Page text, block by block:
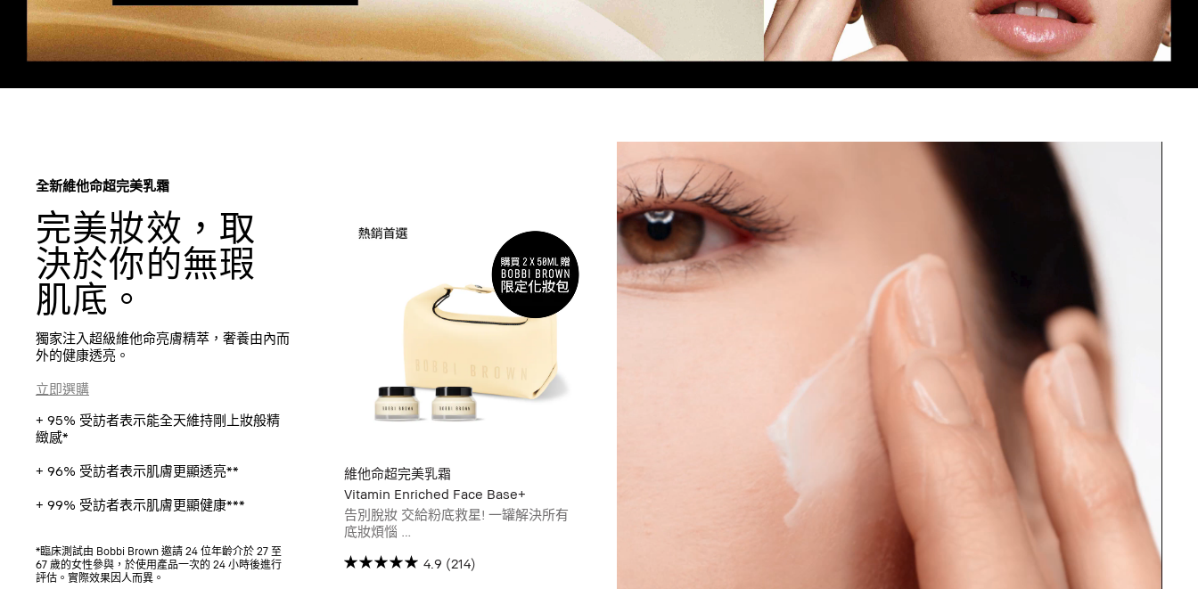
全新維他命超完美乳霜
完美妝效，取
決於你的無瑕
肌底。
獨家注入超級維他命亮膚精萃，奢養由內而
外的健康透亮。
立即選購
+ 95% 受訪者表示能全天維持剛上妝般精
緻感*
+ 96% 受訪者表示肌膚更顯透亮**
+ 99% 受訪者表示肌膚更顯健康***
*臨床測試由 Bobbi Brown 邀請 24 位年齡介於 27 至
67 歲的女性參與，於使用產品一次的 24 小時後進行
評估。實際效果因人而異。
維他命超完美乳霜
Vitamin Enriched Face Base+
告別脫妝 交給粉底救星! 一罐解決所有
底妝煩惱
UP #妝前神霜 #粉底救星
4.9 (214)